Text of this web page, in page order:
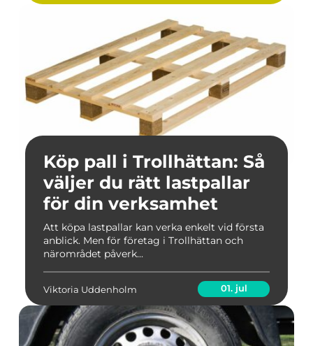
Köp pall i Trollhättan: Så
väljer du rätt lastpallar
för din verksamhet
Att köpa lastpallar kan verka enkelt vid första
anblick. Men för företag i Trollhättan och
närområdet påverk...
Viktoria Uddenholm 01. jul